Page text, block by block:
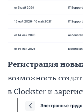
Регистрация
возможность
в Clockster и